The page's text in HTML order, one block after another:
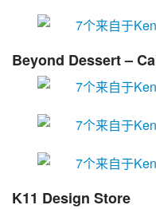
Beyond Dessert –
K11 Design Store